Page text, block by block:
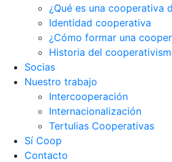
¿Qué es una cooperativa
Identidad cooperativa
¿Cómo formar una
Historia del
Socias
Nuestro trabajo
Intercooperación
Internacionalización
Tertulias Cooperativas
Sí Coop
Contacto